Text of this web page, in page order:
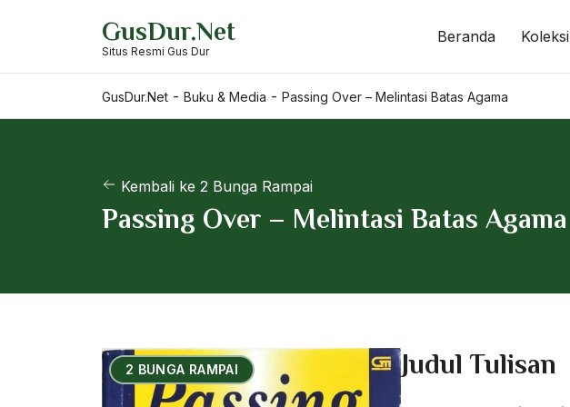
GusDur.Net
Situs Resmi Gus Dur
Beranda Koleksi
GusDur.Net - Buku & Media - Passing Over – Melintasi Batas Agama
Kembali ke 2 Bunga Rampai
Passing Over – Melintasi Batas Agama
2 BUNGA RAMPAI Judul Tulisan